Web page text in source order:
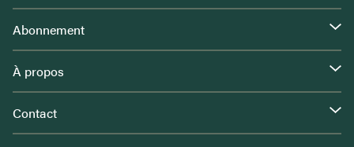
Abonnement
À propos
Contact